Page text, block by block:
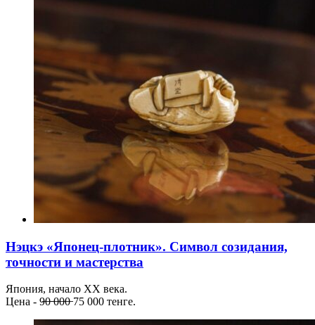
Нэцкэ «Японец-плотник». Символ созидания,
точности и мастерства
Япония, начало XX века.
Цена - 9̶0̶ ̶0̶0̶0̶ 75 000 тенге.